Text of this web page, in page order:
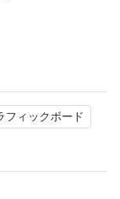
6などはスト
フィックボード